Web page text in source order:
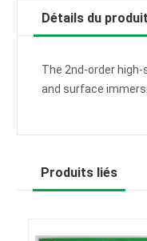
Détails du
The 2nd-order
and surface
Produits liés